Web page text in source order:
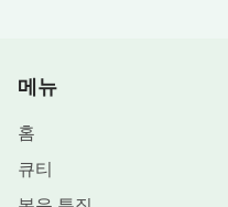
메뉴
홈
큐티